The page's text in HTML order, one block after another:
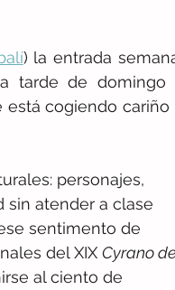
) la entrada
tarde de domingo
cogiendo cariño
personajes,
sin atender a clase
sentimento de
del XIX Cyrano de
al ciento de